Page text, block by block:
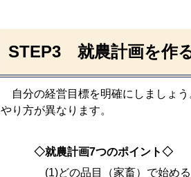
STEP3 就農計画を作
自分の経営目標を明確にしましょ
やり方が異なります。
◇就農計画7つのポイント◇
(1)どの品目（家畜）で始める